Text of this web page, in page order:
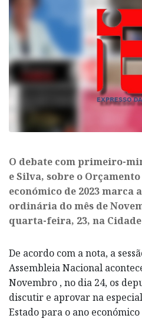
O debate com primeiro-
e Silva, sobre o
económico de 2023 marca
ordinária do mês de
quarta-feira, 23, na
De acordo com a nota, a
Assembleia Nacional
Novembro , no dia 24, os
discutir e aprovar na
Estado para o ano económico